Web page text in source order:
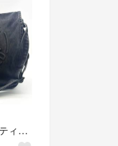
D810 USA製 ハンティングワールド メッセンジャーバッグ A4 黒 デニム